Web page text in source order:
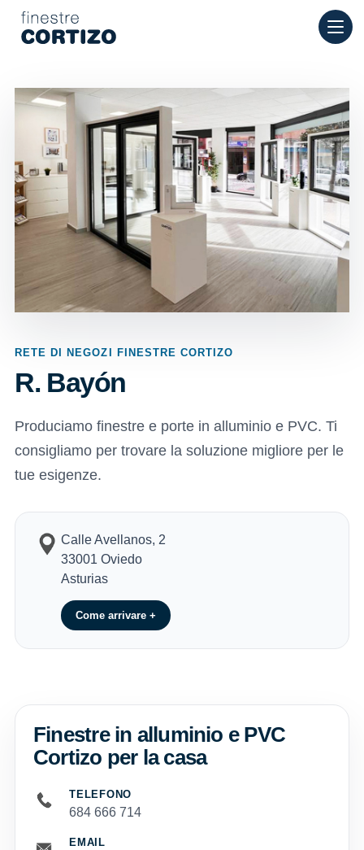
Finestre Cortizo è una rete specializzata in finestre in
Prodotti
Preventivo
RETE DI NEGOZI FINESTRE CORTIZO
R. Bayón
Produciamo finestre e porte in alluminio e PVC. Ti
consigliamo per trovare la soluzione migliore per le
tue esigenze.
Calle Avellanos, 2
33001 Oviedo
Asturias
Come arrivare +
Finestre in alluminio e PVC
Cortizo per la casa
TELEFONO
684 666 714
EMAIL